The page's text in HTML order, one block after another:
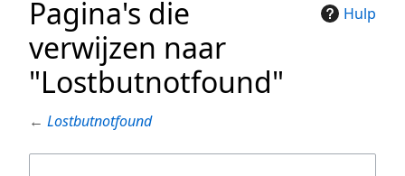
Hulp
Pagina's die
verwijzen naar
"Lostbutnotfound"
← Lostbutnotfound